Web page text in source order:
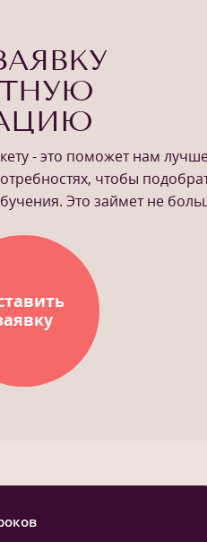
- это поможет нам
чтобы
Это займет не